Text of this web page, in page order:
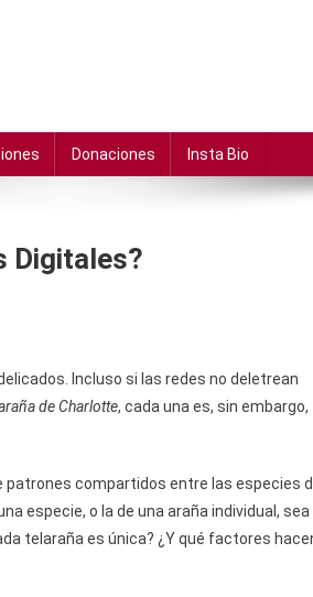
Donaciones Insta Bio
Digitales?
Incluso si las redes no deletrean
de Charlotte, cada una es, sin embargo,
compartidos entre las especies
especie, o la de una araña individual, sea
telaraña es única? ¿Y qué factores